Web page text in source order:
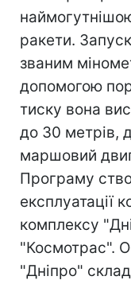
ракети.
званим
допомогою
тиску вона
до 30 метрів,
маршовий
Програму
експлуатації
комплексу
"Космотрас".
"Дніпро"